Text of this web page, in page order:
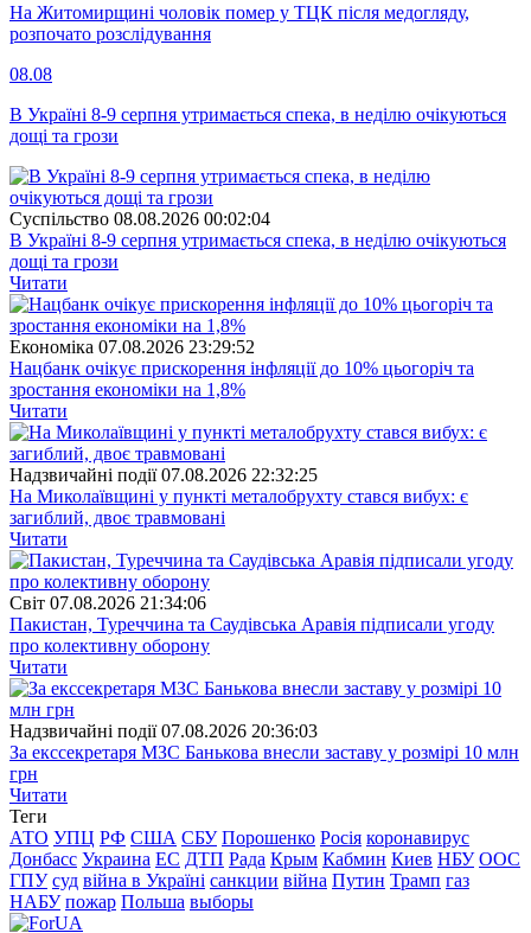
На Житомирщині чоловік помер у ТЦК після медогляду,
розпочато розслідування
08.08
В Україні 8-9 серпня утримається спека, в неділю очікуються
дощі та грози
Суспiльство 08.08.2026 00:02:04
В Україні 8-9 серпня утримається спека, в неділю очікуються
дощі та грози
Читати
Економіка 07.08.2026 23:29:52
Нацбанк очікує прискорення інфляції до 10% цьогоріч та
зростання економіки на 1,8%
Читати
Надзвичайні події 07.08.2026 22:32:25
На Миколаївщині у пункті металобрухту стався вибух: є
загиблий, двоє травмовані
Читати
Свiт 07.08.2026 21:34:06
Пакистан, Туреччина та Саудівська Аравія підписали угоду
про колективну оборону
Читати
Надзвичайні події 07.08.2026 20:36:03
За екссекретаря МЗС Банькова внесли заставу у розмірі 10 млн
грн
Читати
Теги
АТО УПЦ РФ США СБУ Порошенко Росія коронавирус
Донбасс Украина ЕС ДТП Рада Крым Кабмин Киев НБУ ООС
ГПУ суд війна в Україні санкции війна Путин Трамп газ
НАБУ пожар Польша выборы